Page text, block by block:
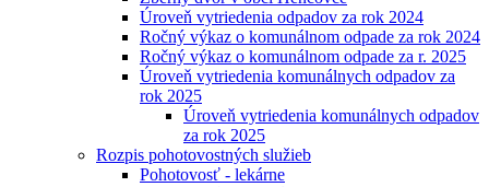
Úroveň vytriedenia odpadov za rok 2024
Ročný výkaz o komunálnom odpade za rok 2024
Ročný výkaz o komunálnom odpade za r. 2025
Úroveň vytriedenia komunálnych odpadov za
rok 2025
Úroveň vytriedenia komunálnych odpadov
za rok 2025
Rozpis pohotovostných služieb
Pohotovosť - lekárne